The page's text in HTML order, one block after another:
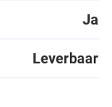
Ja
Leverbaar